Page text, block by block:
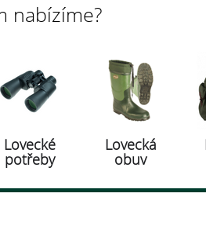
nabízíme?
Lovecké
potřeby
Lovecká
obuv